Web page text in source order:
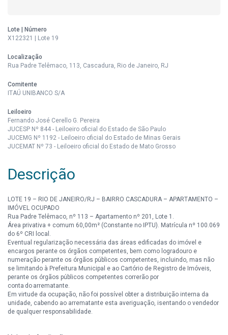
Lote | Número
X122321 | Lote 19
Localização
Rua Padre Telêmaco, 113, Cascadura, Rio de Janeiro, RJ
Comitente
ITAÚ UNIBANCO S/A
Leiloeiro
Fernando José Cerello G. Pereira
JUCESP Nº 844 - Leiloeiro oficial do Estado de São Paulo
JUCEMG Nº 1192 - Leiloeiro oficial do Estado de Minas Gerais
JUCEMAT Nº 73 - Leiloeiro oficial do Estado de Mato Grosso
Descrição
LOTE 19 – RIO DE JANEIRO/RJ – BAIRRO CASCADURA – APARTAMENTO –
IMÓVEL OCUPADO
Rua Padre Telêmaco, nº 113 – Apartamento nº 201, Lote 1.
Área privativa + comum 60,00m² (Constante no IPTU). Matrícula nº 100.069
do 6º CRI local.
Eventual regularização necessária das áreas edificadas do imóvel e
encargos perante os órgãos competentes, bem como logradouro e
numeração perante os órgãos públicos competentes, incluindo, mas não
se limitando à Prefeitura Municipal e ao Cartório de Registro de Imóveis,
perante os órgãos públicos competentes correrão por
conta do arrematante.
Em virtude da ocupação, não foi possível obter a distribuição interna da
unidade, cabendo ao arrematante esta averiguação, isentando o vendedor
de qualquer responsabilidade.